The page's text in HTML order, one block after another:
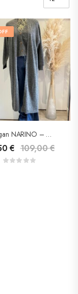
Cardigan NARINO – Grace&Mila
€ 109,00€